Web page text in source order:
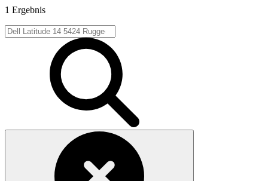
1 Ergebnis